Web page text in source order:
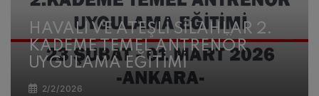
HAVALI VE ATEŞLİ SİLAHLAR 2.
KADEME TEMEL ANTRENÖR
UYGULAMA EĞİTİMİ
2/2/2026